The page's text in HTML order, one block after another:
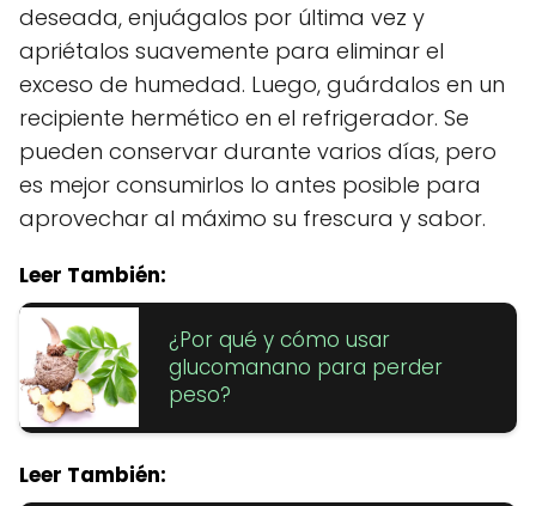
deseada, enjuágalos por última vez y
apriétalos suavemente para eliminar el
exceso de humedad. Luego, guárdalos en un
recipiente hermético en el refrigerador. Se
pueden conservar durante varios días, pero
es mejor consumirlos lo antes posible para
aprovechar al máximo su frescura y sabor.
Leer También:
¿Por qué y cómo usar
glucomanano para perder
peso?
Leer También: